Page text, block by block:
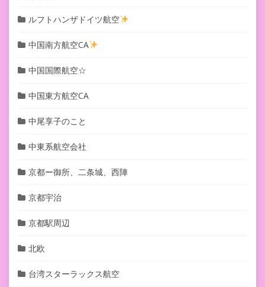
ルフトハンザドイツ航空
中国南方航空CA
中国国際航空☆
中国東方航空CA
中尾享子のこと
中東系航空会社
京都ー御所、二条城、西陣
京都宇治
京都駅周辺
北欧
台湾スターラックス航空